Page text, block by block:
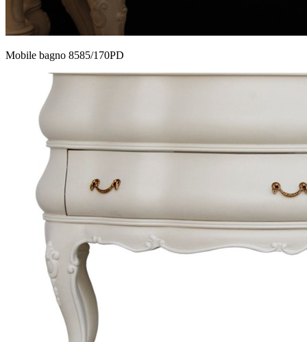
Mobile bagno 8585/170PD